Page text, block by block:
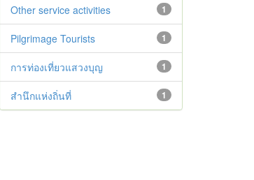
1
Other service activities
1
Pilgrimage Tourists
1
การท่องเที่ยวแสวงบุญ
1
สำนึกแห่งถิ่นที่